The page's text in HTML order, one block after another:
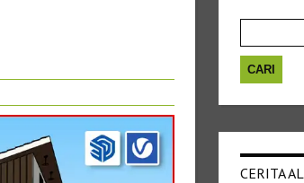
untuk:
CERITA